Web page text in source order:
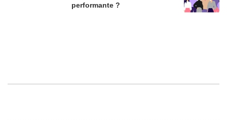
performante ?